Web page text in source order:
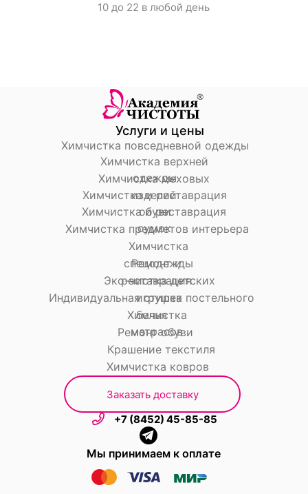
10 до 22 в любой день
Химчистка предметов интерьера
Химчистка и реставрация
сумок
Химчистка и реставрация
обуви
Ремонт и
реставрация
Химчистка меховых
изделий
Эко-чистка детских
игрушек
Химчистка верхней
одежды
Индивидуальная стирка постельного
белья
Химчистка повседневной одежды
Химчистка
матрасов
Услуги и цены
Ремонт обуви
Химчистка ковров
Крашение текстиля
Химчистка
спецодежды
+7 (8452) 45-85-85
Заказать доставку
Мы принимаем к оплате